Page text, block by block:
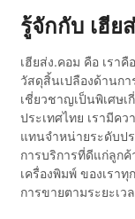
รู้จักกับ เฮีย
เฮียส่ง.คอม คือ เรา
วัสดุสิ้นเปลืองด้านก
เชี่ยวชาญเป็นพิเศษ
ประเทศไทย เรามีค
แทนจำหน่ายระดับ
การบริการที่ดีแก่ลูก
เครื่องพิมพ์ ของเรา
การขายตามระยะเว